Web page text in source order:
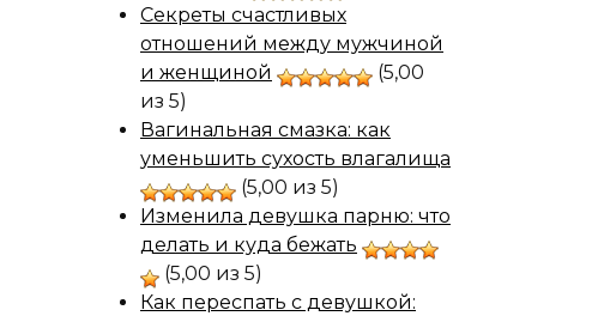
Секреты счастливых
отношений между мужчиной
и женщиной
(5,00
из 5)
Вагинальная смазка: как
уменьшить сухость влагалища
(5,00 из 5)
Изменила девушка парню: что
делать и куда бежать
(5,00 из 5)
Как переспать с девушкой: